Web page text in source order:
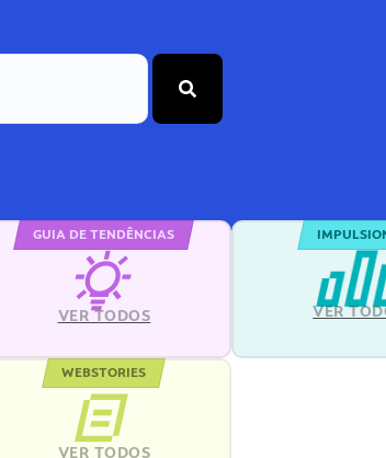
GUIA DE TENDÊNCIAS
VER TODOS VER
WEBSTORIES
VER TODOS